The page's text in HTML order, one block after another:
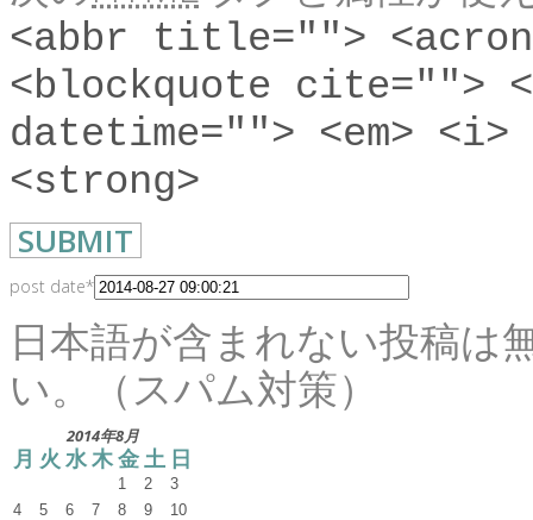
<abbr title="">
<blockquote cite="">
datetime=""> <em>
<strong>
post date*
日本語が含まれない投稿は
い。（スパム対策）
2014年8月
月 火 水木金 土 日
1 2
3
4
5 6 7 8 9
10